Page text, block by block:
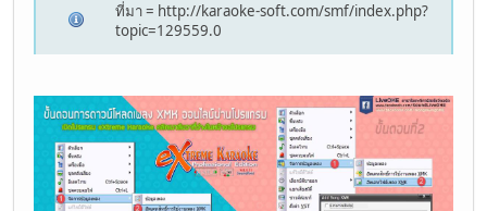
ที่มา = http://karaoke-soft.com/smf/index.php?
topic=129559.0